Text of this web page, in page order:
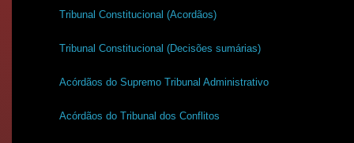
Tribunal Constitucional (Acordãos)
Tribunal Constitucional (Decisões sumárias)
Acórdãos do Supremo Tribunal Administrativo
Acórdãos do Tribunal dos Conflitos